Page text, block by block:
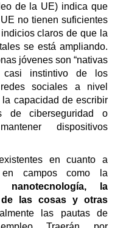
de la UE) indica que
no tienen suficientes
claros de que la
se está ampliando.
jóvenes son “nativas
casi instintivo de los
sociales a nivel
capacidad de escribir
de ciberseguridad o
dispositivos
en cuanto a
en campos como la
la
las cosas y otras
las pautas de